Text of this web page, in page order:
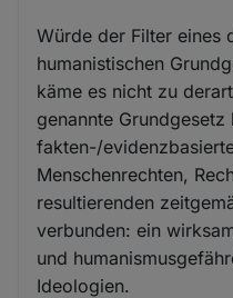
Würde der Filter eines
humanistischen
käme es nicht zu
genannte
fakten-/
Menschenrechten,
resultierenden
verbunden: ein
und
Ideologien.